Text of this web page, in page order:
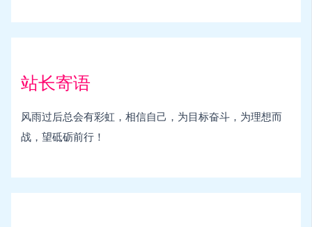
站长寄语
风雨过后总会有彩虹，相信自己，为目标奋斗，为理想而
战，望砥砺前行！